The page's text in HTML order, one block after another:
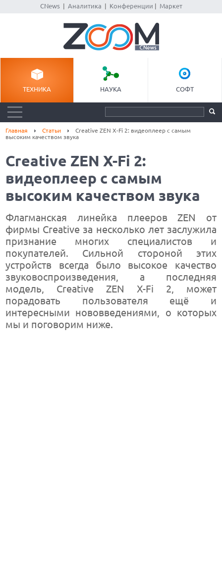
CNews| Аналитика Конференции Маркет
ТЕХНИКА НАУКА СОФТ
Главная Статьи
Creative ZEN X-Fi 2: видеоплеер с самым
высоким качеством звука
Creative ZEN X-Fi 2:
видеоплеер с самым
высоким качеством звука
Флагманская линейка плееров ZEN от
фирмы Creative за несколько лет заслужила
признание многих специалистов и
покупателей. Сильной стороной этих
устройств всегда было высокое качество
звуковоспроизведения, а последняя
модель, Creative ZEN X-Fi 2, может
порадовать пользователя ещё и
интересными нововведениями, о которых
мы и поговорим ниже.